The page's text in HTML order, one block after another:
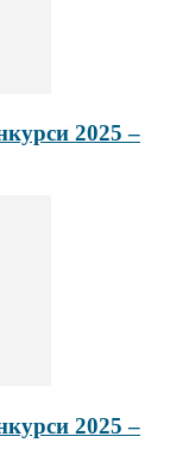
2025 –
2025 –